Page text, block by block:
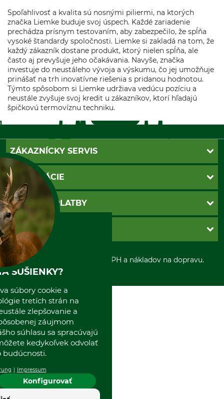
Spoľahlivosť a kvalita sú nosnými piliermi, na ktorých
značka Liemke buduje svoj úspech. Každé zariadenie
prechádza prísnym testovaním, aby zabezpečilo, že spĺňa
vysoké štandardy spoločnosti. Liemke si zakladá na tom, že
každý zákazník dostane produkt, ktorý nielen spĺňa, ale
často aj prevyšuje jeho očakávania. Navyše, značka
investuje do neustáleho vývoja a výskumu, čo jej umožňuje
prinášať na trh inovatívne riešenia s pridanou hodnotou.
Týmto spôsobom si Liemke udržiava vedúcu pozíciu a
neustále zvyšuje svoj kredit u zákazníkov, ktorí hľadajú
špičkovú termovíznu techniku.
ZÁKAZNÍCKY SERVIS
Kontakt
Katalógy
Newsletter
Nastavenia súborov cookie
INFORMÁCIE
Povinné údaje
Obchodné podmienky
Ochrana osobnych udajov
Otváracie hodiny
Zrušenie objednávky
SPÔSOBY PLATBY
Dobierka
Platba vopred
Sepa-inkaso
Osobný odber
GRUBE S.R.O.
O nás
Predajňa
Kolektív GRUBE
Naše pobočky v Európe
*Všetky ceny sú vrátane DPH a nákladov na dopravu.
SUŠIENKY?
súbory cookie a
tretích strán na
zlepšovanie a
záujmom
súhlasu sa spracúvajú
kedykoľvek odvolať
budúcnosti.
Impressum
Konfigurovať